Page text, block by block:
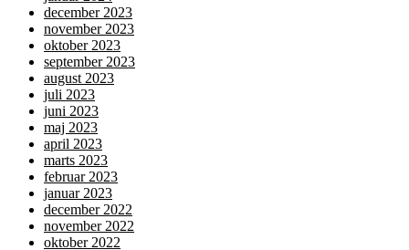
december 2023
november 2023
oktober 2023
september 2023
august 2023
juli 2023
juni 2023
maj 2023
april 2023
marts 2023
februar 2023
januar 2023
december 2022
november 2022
oktober 2022